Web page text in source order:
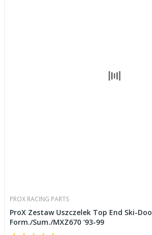
PROX RACING PARTS
ProX Zestaw Uszczelek Top End Ski-Doo
Form./Sum./MXZ670 '93-99